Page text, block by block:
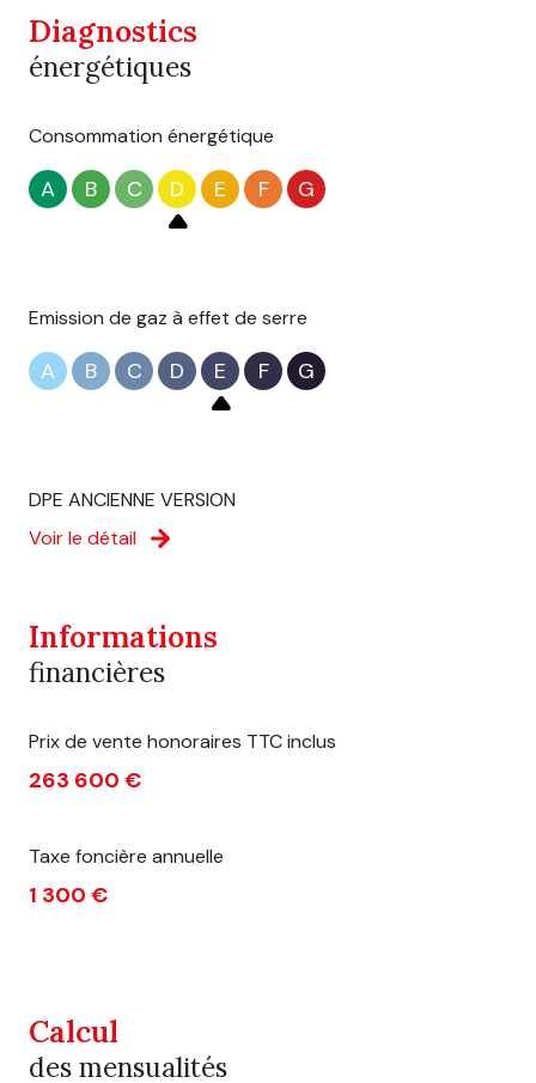
Diagnostics
énergétiques
Consommation énergétique
A B C D E F G
Emission de gaz à effet de serre
A B C D E F G
DPE ANCIENNE VERSION
Voir le détail
Informations
financières
Prix de vente honoraires TTC inclus
263 600 €
Taxe foncière annuelle
1 300 €
Calcul
des mensualités